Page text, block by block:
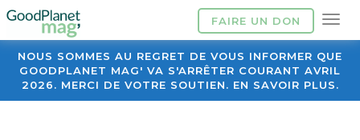
FAIRE UN DON
NOUS SOMMES AU REGRET DE VOUS INFORMER QUE
GOODPLANET MAG' VA S'ARRÊTER COURANT AVRIL
2026. MERCI DE VOTRE SOUTIEN. EN SAVOIR PLUS.